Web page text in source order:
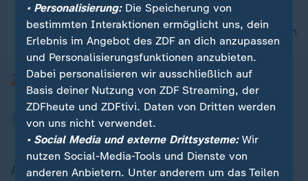
nach oben
Aktuell bei ZDFheute
• Personalisierung:Die Speicherung von
bestimmten Interaktionen ermöglicht uns, dein
Erlebnis im Angebot des ZDF an dich anzupassen
und Personalisierungsfunktionen anzubieten.
Dabei personalisieren wir ausschließlich auf
Basis deiner Nutzung von ZDF Streaming, der
ZDFheute und ZDFtivi. Daten von Dritten werden
von uns nicht verwendet.
• Social Media und externe Drittsysteme:Wir
nutzen Social-Media-Tools und Dienste von
anderen Anbietern. Unter anderem um das Teilen